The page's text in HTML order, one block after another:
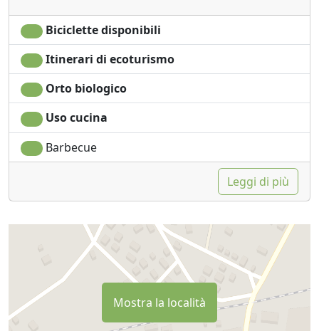
Biciclette disponibili
Itinerari di ecoturismo
Orto biologico
Uso cucina
Barbecue
Leggi di più
Mostra la località